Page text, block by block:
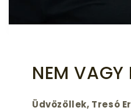
NEM VAGY
Üdvözöllek, Tresó